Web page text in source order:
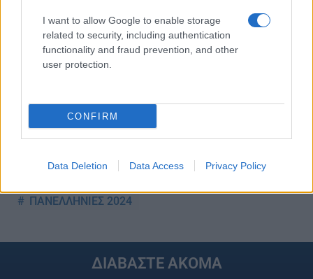
I want to allow Google to enable storage
related to security, including authentication
functionality and fraud prevention, and other
user protection.
CONFIRM
Data Deletion Data Access Privacy Policy
TAGS:
ΒΑΘΜΟΛΟΓΙΕΣ ΠΑΝΕΛΛΗΝΙΩΝ 2024
ΜΟΡΙΑ
ΠΑΝΕΛΛΗΝΙΕΣ 2024
ΔΙΑΒΑΣΤΕ ΑΚΟΜΑ